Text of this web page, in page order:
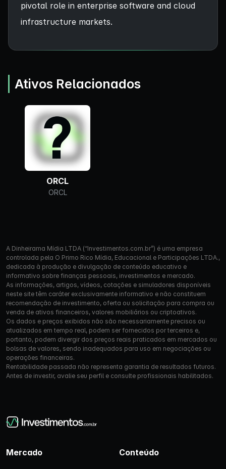
pivotal role in enterprise software and cloud
infrastructure markets.
Ativos Relacionados
ORCL
ORCL
A Dinheirama Mídia LTDA (“Investimentos.com.br”) é uma empresa
controlada pela O Primo Rico Mídia, Educacional e Participações LTDA.,
dedicada à produção e divulgação de conteúdo educativo e
informativo sobre finanças pessoais, investimentos e mercado.
As informações, artigos, vídeos, cotações e simuladores disponíveis
neste site têm caráter exclusivamente informativo e não constituem
recomendação de investimento, oferta ou solicitação para compra ou
venda de ativos financeiros, valores mobiliários ou criptoativos.
Os dados e preços exibidos não são necessariamente precisos ou
atualizados em tempo real, podem ser fornecidos por terceiros e,
portanto, podem divergir dos preços reais praticados em mercados ou
bolsas de valores, sendo inadequados para uso em negociações ou
operações financeiras.
Rentabilidade passada não representa garantia de resultados futuros.
Antes de investir, avalie seu perfil e consulte profissionais habilitados.
Mercado Conteúdo